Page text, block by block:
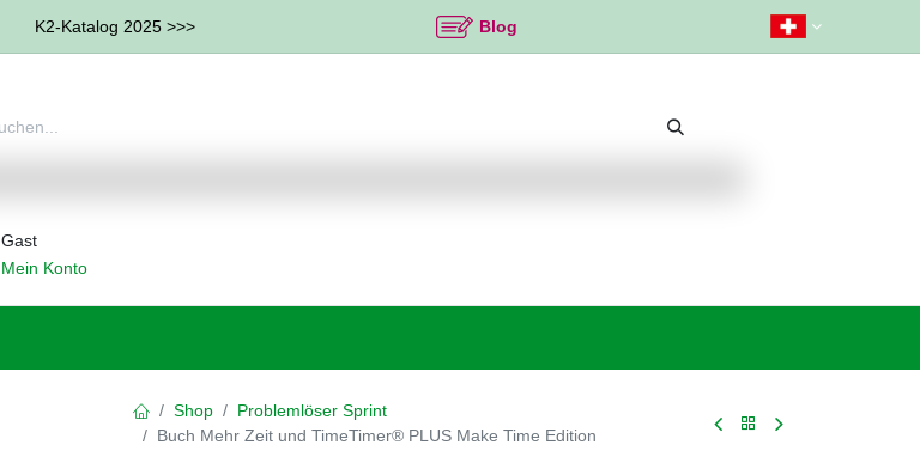
K2-Katalog 2025 >>> Blog
Gast
Mein Konto
Shop
Problemlöser Sprint
Buch Mehr Zeit und TimeTimer® PLUS Make Time Edition